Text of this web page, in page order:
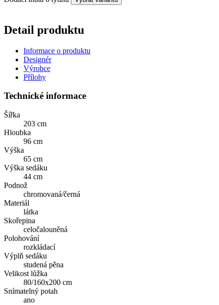
Detail produktu
Informace o produktu
Designér
Výrobce
Přílohy
Technické informace
Šířka
203 cm
Hloubka
96 cm
Výška
65 cm
Výška sedáku
44 cm
Podnož
chromovaná/černá
Materiál
látka
Skořepina
celočalouněná
Polohování
rozkládací
Výplň sedáku
studená pěna
Velikost lůžka
80/160x200 cm
Snímatelný potah
ano